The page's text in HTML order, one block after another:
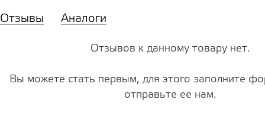
Отзывы Аналоги
Отзывов к данному товару нет.
Вы можете стать первым, для этого заполните
отправьте ее нам.